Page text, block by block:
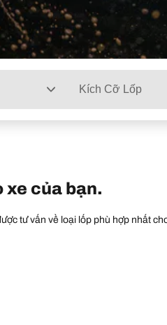
Kích Cỡ Lốp
xe của bạn.
tư vấn về loại lốp phù hợp nhất